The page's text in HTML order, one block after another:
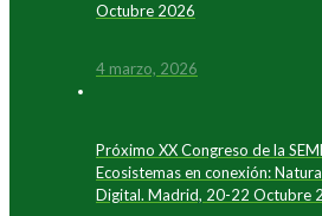
Octubre 2026
4 marzo, 2026
Próximo XX Congreso de la
Ecosistemas en conexión:
Digital. Madrid, 20-22 Octubre